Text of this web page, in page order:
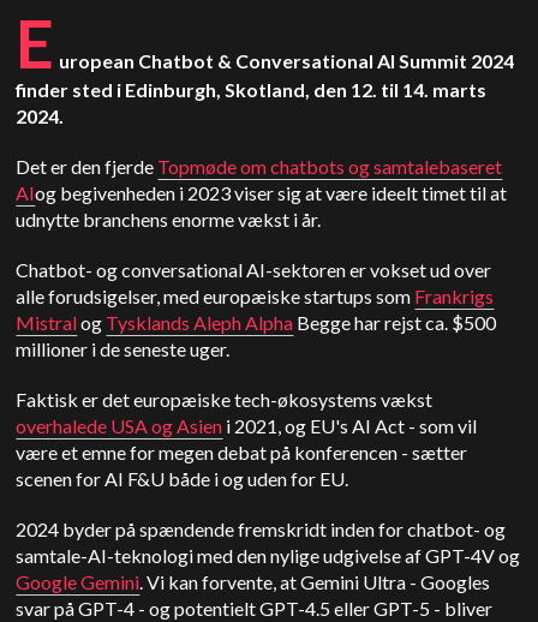
E uropean Chatbot & Conversational AI Summit 2024
finder sted i Edinburgh, Skotland, den 12. til 14. marts
2024.
Det er den fjerde Topmøde om chatbots og samtalebaseret
AIog begivenheden i 2023 viser sig at være ideelt timet til at
udnytte branchens enorme vækst i år.
Chatbot- og conversational AI-sektoren er vokset ud over
alle forudsigelser, med europæiske startups som Frankrigs
Mistralog Tysklands Aleph Alpha Begge har rejst ca. $500
millioner i de seneste uger.
Faktisk er det europæiske tech-økosystems vækst
overhalede USA og Asien i 2021, og EU's AI Act - som vil
være et emne for megen debat på konferencen - sætter
scenen for AI F&U både i og uden for EU.
2024 byder på spændende fremskridt inden for chatbot- og
samtale-AI-teknologi med den nylige udgivelse af GPT-4V og
Google Gemini. Vi kan forvente, at Gemini Ultra - Googles
svar på GPT-4 - og potentielt GPT-4.5 eller GPT-5 - bliver